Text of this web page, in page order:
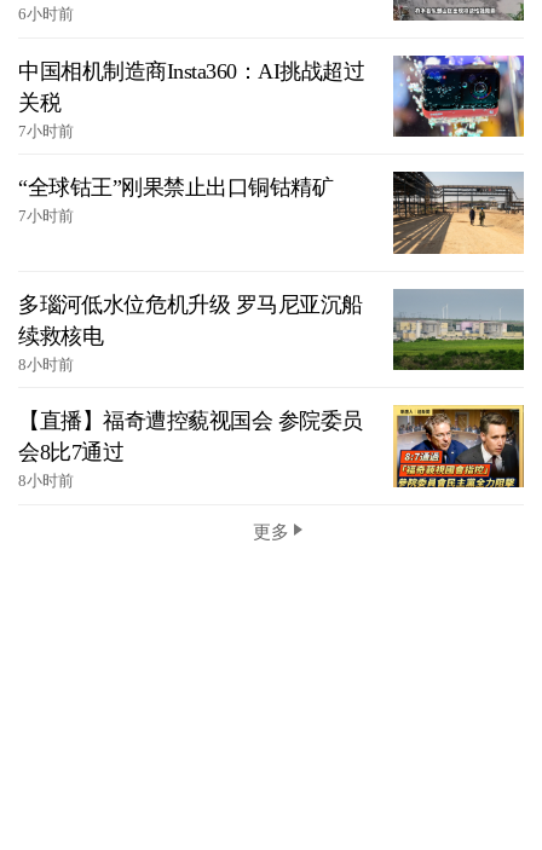
6小时前
中国相机制造商Insta360：AI挑战超过
关税
7小时前
“全球钴王”刚果禁止出口铜钴精矿
7小时前
多瑙河低水位危机升级 罗马尼亚沉船
续救核电
8小时前
【直播】福奇遭控藐视国会 参院委员
会8比7通过
8小时前
更多